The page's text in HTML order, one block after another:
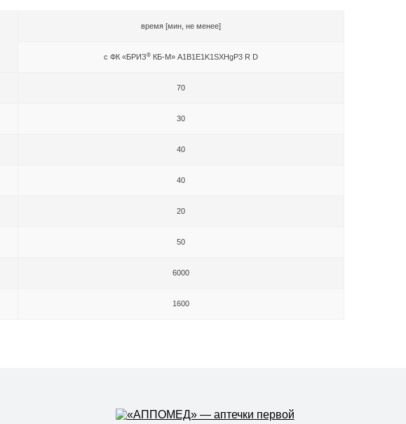
время [мин, не менее]
с ФК «БРИЗ® КБ-М» A1B1E1K1SXHgP3 R D
70
30
40
40
20
50
6000
1600